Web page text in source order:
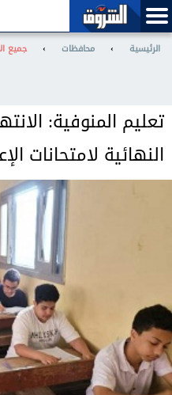
الرئيسية › محافظات › جميع
تعليم المنوفية:
النهائية لامتحانات